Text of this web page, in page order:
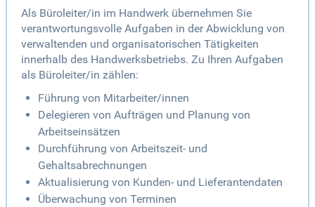
Als Büroleiter/in im Handwerk übernehmen Sie
verantwortungsvolle Aufgaben in der Abwicklung von
verwaltenden und organisatorischen Tätigkeiten
innerhalb des Handwerksbetriebs. Zu Ihren Aufgaben
als Büroleiter/in zählen:
Führung von Mitarbeiter/innen
Delegieren von Aufträgen und Planung von
Arbeitseinsätzen
Durchführung von Arbeitszeit- und
Gehaltsabrechnungen
Aktualisierung von Kunden- und Lieferantendaten
Überwachung von Terminen